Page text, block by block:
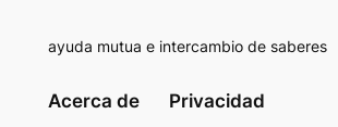
ayuda mutua e intercambio de saberes
Acerca de Privacidad